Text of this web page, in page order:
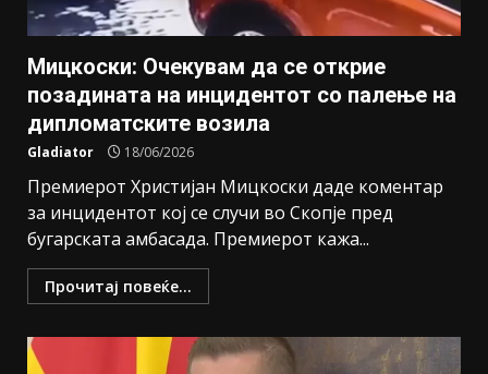
Мицкоски: Очекувам да се открие
позадината на инцидентот со палење на
дипломатските возила
Gladiator 18/06/2026
Премиерот Христијан Мицкоски даде коментар
за инцидентот кој се случи во Скопје пред
бугарската амбасада. Премиерот кажа...
Прочитај повеќе...